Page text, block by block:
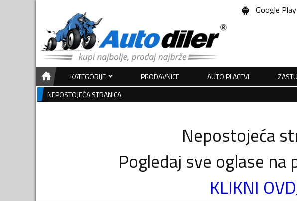
Google Play
KATEGORIJE PRODAVNICE AUTO PLACEVI
NEPOSTOJEĆA STRANICA
Nepostojeća
Pogledaj sve oglase
KLIKNI